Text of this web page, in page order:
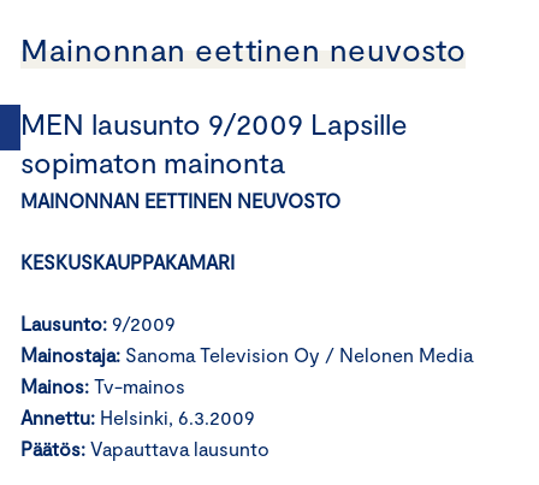
Mainonnan eettinen neuvosto
MEN lausunto 9/2009 Lapsille
sopimaton mainonta
MAINONNAN EETTINEN NEUVOSTO
KESKUSKAUPPAKAMARI
Lausunto: 9/2009
Mainostaja: Sanoma Television Oy / Nelonen Media
Mainos: Tv-mainos
Annettu: Helsinki, 6.3.2009
Päätös: Vapauttava lausunto